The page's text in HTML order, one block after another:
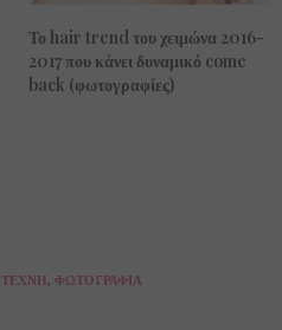
Το hair trend του χειμώνα 2016-
2017 που κάνει δυναμικό come
back (φωτογραφίες)
ΤΈΧΝΗ, ΦΩΤΟΓΡΑΦΊΑ